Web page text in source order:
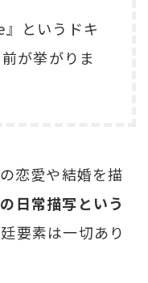
というドキ
が挙がりま
恋愛や結婚を描
日常描写という
要素は一切あり